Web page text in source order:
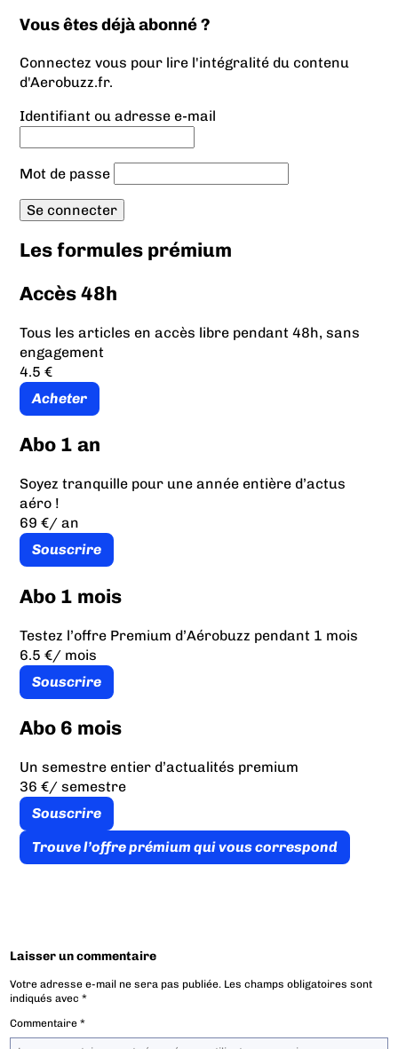
Vous êtes déjà abonné ?
Connectez vous pour lire l'intégralité du contenu
d'Aerobuzz.fr.
Identifiant ou adresse e-mail
Mot de passe
Les formules prémium
Accès 48h
Tous les articles en accès libre pendant 48h, sans
engagement
4.5 €
Acheter
Abo 1 an
Soyez tranquille pour une année entière d’actus
aéro !
69 €/ an
Souscrire
Abo 1 mois
Testez l’offre Premium d’Aérobuzz pendant 1 mois
6.5 €/ mois
Souscrire
Abo 6 mois
Un semestre entier d’actualités premium
36 €/ semestre
Souscrire
Trouve l’offre prémium qui vous correspond
Laisser un commentaire
Votre adresse e-mail ne sera pas publiée. Les champs obligatoires sont
indiqués avec*
Commentaire*